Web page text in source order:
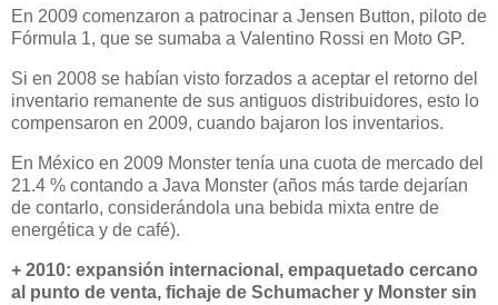
En 2009 comenzaron a patrocinar a Jensen Button, piloto de
Fórmula 1, que se sumaba a Valentino Rossi en Moto GP.
Si en 2008 se habían visto forzados a aceptar el retorno del
inventario remanente de sus antiguos distribuidores, esto lo
compensaron en 2009, cuando bajaron los inventarios.
En México en 2009 Monster tenía una cuota de mercado del
21.4 % contando a Java Monster (años más tarde dejarían
de contarlo, considerándola una bebida mixta entre de
energética y de café).
+ 2010: expansión internacional, empaquetado cercano
al punto de venta, fichaje de Schumacher y Monster sin